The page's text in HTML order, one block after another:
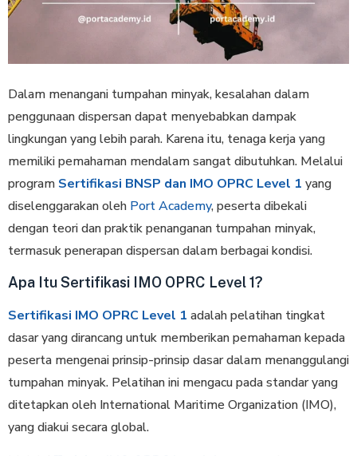
Dalam menangani tumpahan minyak, kesalahan dalam
penggunaan dispersan dapat menyebabkan dampak
lingkungan yang lebih parah. Karena itu, tenaga kerja yang
memiliki pemahaman mendalam sangat dibutuhkan. Melalui
program Sertifikasi BNSP dan IMO OPRC Level 1 yang
diselenggarakan oleh Port Academy, peserta dibekali
dengan teori dan praktik penanganan tumpahan minyak,
termasuk penerapan dispersan dalam berbagai kondisi.
Apa Itu Sertifikasi IMO OPRC Level 1?
Sertifikasi IMO OPRC Level 1 adalah pelatihan tingkat
dasar yang dirancang untuk memberikan pemahaman kepada
peserta mengenai prinsip-prinsip dasar dalam menanggulangi
tumpahan minyak. Pelatihan ini mengacu pada standar yang
ditetapkan oleh International Maritime Organization (IMO),
yang diakui secara global.